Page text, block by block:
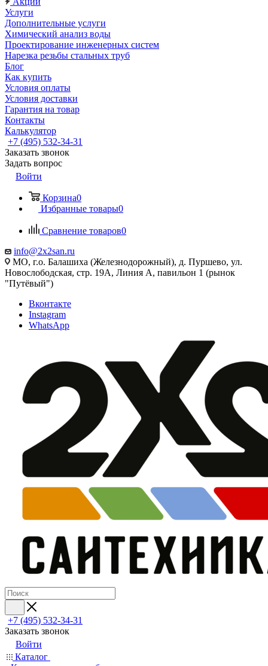
Услуги
Дополнительные услуги
Химический анализ воды
Проектирование инженерных систем
Нарезка резьбы стальных труб
Блог
Как купить
Условия оплаты
Условия доставки
Гарантия на товар
Контакты
Калькулятор
+7 (495) 532‑34‑31
Заказать звонок
Задать вопрос
Войти
Корзина0
Избранные товары0
Сравнение товаров0
info@2x2san.ru
МО, г.о. Балашиха (Железнодорожный), д. Пуршево, ул.
Новослободская, стр. 19А, Линия А, павильон 1 (рынок
"Путёвый")
Вконтакте
Instagram
WhatsApp
+7 (495) 532‑34‑31
Заказать звонок
Войти
Каталог